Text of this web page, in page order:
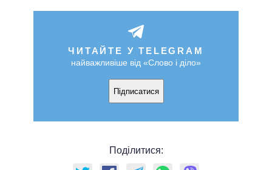
ЧИТАЙТЕ У TELEGRAM
найважливіше від «Слово і діло»
Підписатися
Поділитися: